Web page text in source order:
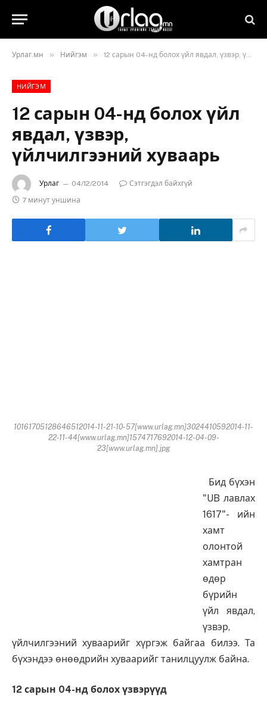
Урлаг.мн » Нийгэм » 12 сарын 04-нд болох үйл явдал, үзвэр, үйлчилгээний хуваарь
НИЙГЭМ
12 сарын 04-нд болох үйл
явдал, үзвэр,
үйлчилгээний хуваарь
Урлаг 04/12/2014
Сэтгэгдэл байхгүй
7 минут уншина
10161705128646512014-11-21-10-57[www.urlag.mn]3024410592014-11-
22-11-44[www.urlag.mn]1574717692014-12-04-09-
23[www.urlag.mn].jpg
Бид бүхэн
"UB лавлах
1617"- ийн
хамт
олонтой
хамтран
өдөр
бүрийн
үйл явдал,
үзвэр,
үйлчилгээний хуваарийг хүргэж байгаа билээ. Та
бүхэндээ өнөөдрийн хуваарийг танилцуулж байна.
12 сарын 04-нд болох үзвэрүүд